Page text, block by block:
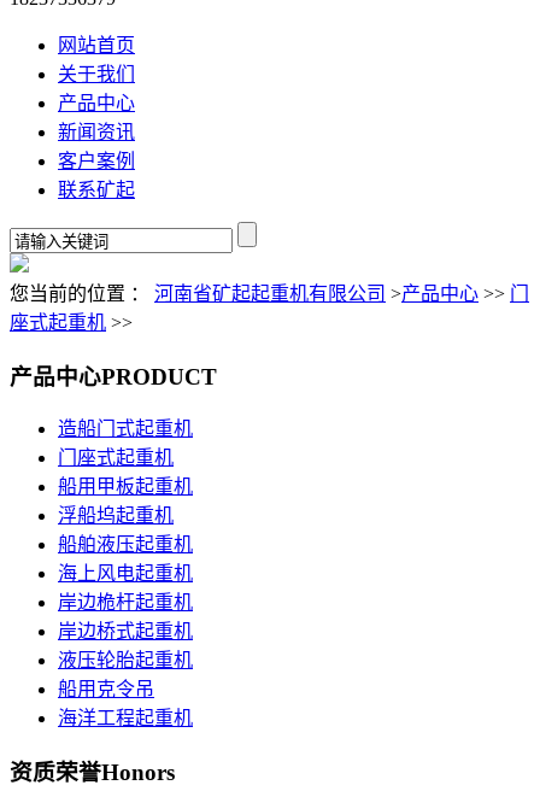
网站首页
关于我们
产品中心
新闻资讯
客户案例
联系矿起
您当前的位置 ： 河南省矿起起重机有限公司 >产品中心 >> 门
座式起重机 >>
产品中心PRODUCT
造船门式起重机
门座式起重机
船用甲板起重机
浮船坞起重机
船舶液压起重机
海上风电起重机
岸边桅杆起重机
岸边桥式起重机
液压轮胎起重机
船用克令吊
海洋工程起重机
资质荣誉Honors